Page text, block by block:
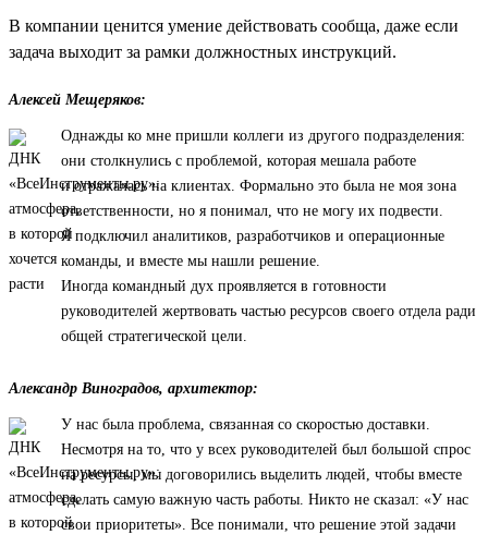
В компании ценится умение действовать сообща, даже если
задача выходит за рамки должностных инструкций.
Алексей Мещеряков:
Однажды ко мне пришли коллеги из другого подразделения:
они столкнулись с проблемой, которая мешала работе
и отражалась на клиентах. Формально это была не моя зона
ответственности, но я понимал, что не могу их подвести.
Я подключил аналитиков, разработчиков и операционные
команды, и вместе мы нашли решение.
Иногда командный дух проявляется в готовности
руководителей жертвовать частью ресурсов своего отдела ради
общей стратегической цели.
Александр Виноградов, архитектор:
У нас была проблема, связанная со скоростью доставки.
Несмотря на то, что у всех руководителей был большой спрос
на ресурсы, мы договорились выделить людей, чтобы вместе
сделать самую важную часть работы. Никто не сказал: «У нас
свои приоритеты». Все понимали, что решение этой задачи